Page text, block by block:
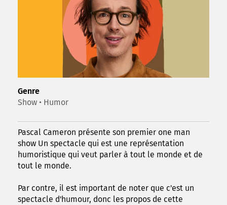
Genre
Show • Humor
Pascal Cameron présente son premier one man
show Un spectacle qui est une représentation
humoristique qui veut parler à tout le monde et de
tout le monde.
Par contre, il est important de noter que c'est un
spectacle d'humour, donc les propos de cette